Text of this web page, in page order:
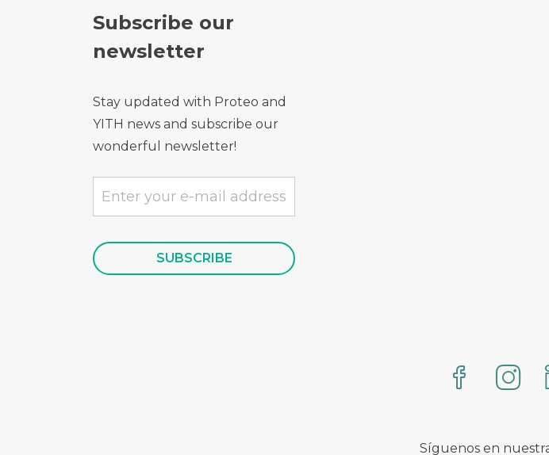
Subscribe our
newsletter
Stay updated with Proteo and
YITH news and subscribe our
wonderful newsletter!
Síguenos en